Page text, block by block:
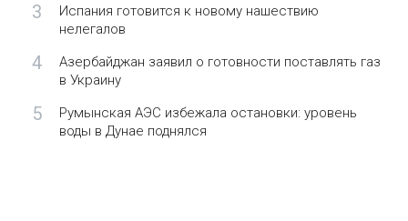
3
Испания готовится к новому нашествию
нелегалов
4
Азербайджан заявил о готовности поставлять газ
в Украину
5
Румынская АЭС избежала остановки: уровень
воды в Дунае поднялся